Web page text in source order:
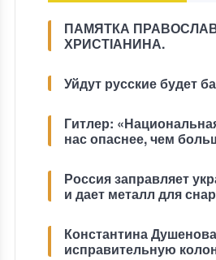
ПАМЯТКА
ХРИСТІАНИНА.
Уйдут русские будет
Гитлер:
нас опаснее, чем
Россия заправляет
и дает металл для
Константина
исправительную